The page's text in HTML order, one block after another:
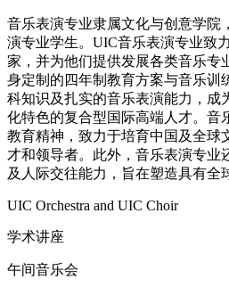
音乐表演专业隶属文化与创意学院
演专业学生。UIC音乐表演专业致
家，并为他们提供发展各类音乐专
身定制的四年制教育方案与音乐训
科知识及扎实的音乐表演能力，成
化特色的复合型国际高端人才。音
教育精神，致力于培育中国及全球
才和领导者。此外，音乐表演专业
及人际交往能力，旨在塑造具有全
UIC Orchestra and UIC Choir
学术讲座
午间音乐会